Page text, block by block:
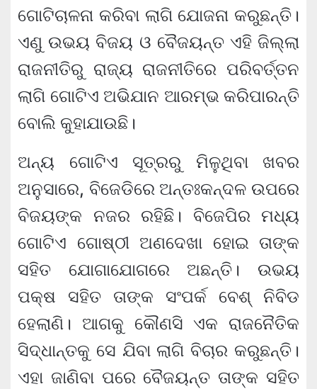
ଗୋଟିଚାଳନା କରିବା ଲାଗି ଯୋଜନା କରୁଛନ୍ତି।
ଏଣୁ ଉଭୟ ବିଜୟ ଓ ବୈଜୟନ୍ତ ଏହି ଜିଲ୍ଲା
ରାଜନୀତିରୁ ରାଜ୍ୟ ରାଜନୀତିରେ ପରିବର୍ତ୍ତନ
ଲାଗି ଗୋଟିଏ ଅଭିଯାନ ଆରମ୍ଭ କରିପାରନ୍ତି
ବୋଲି କୁହାଯାଉଛି।
ଅନ୍ୟ ଗୋଟିଏ ସୂତ୍ରରୁ ମିଳୁଥିବା ଖବର
ଅନୁସାରେ, ବିଜେଡିରେ ଅନ୍ତଃକନ୍ଦଳ ଉପରେ
ବିଜୟଙ୍କ ନଜର ରହିଛି। ବିଜେପିର ମଧ୍ୟ
ଗୋଟିଏ ଗୋଷ୍ଠୀ ଅଣଦେଖା ହୋଇ ତାଙ୍କ
ସହିତ ଯୋଗାଯୋଗରେ ଅଛନ୍ତି। ଉଭୟ
ପକ୍ଷ ସହିତ ତାଙ୍କ ସଂପର୍କ ବେଶ୍ ନିବିଡ
ହେଲାଣି। ଆଗକୁ କୌଣସି ଏକ ରାଜନୈତିକ
ସିଦ୍ଧାନ୍ତକୁ ସେ ଯିବା ଲାଗି ବିଚାର କରୁଛନ୍ତି।
ଏହା ଜାଣିବା ପରେ ବୈଜୟନ୍ତ ତାଙ୍କ ସହିତ